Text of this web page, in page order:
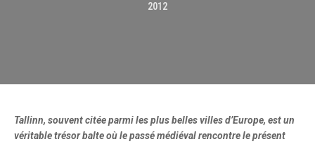
2012
Tallinn, souvent citée parmi les plus belles villes d’Europe, est un
véritable trésor balte où le passé médiéval rencontre le présent